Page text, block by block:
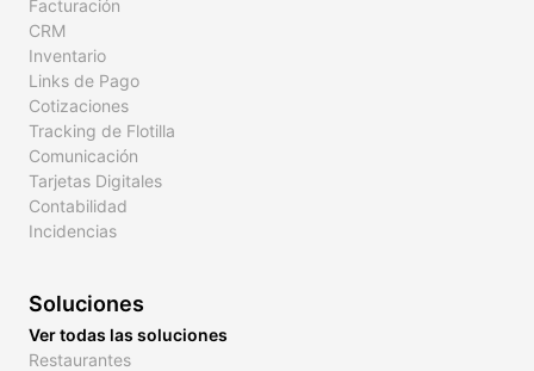
Facturación
CRM
Inventario
Links de Pago
Cotizaciones
Tracking de Flotilla
Comunicación
Tarjetas Digitales
Contabilidad
Incidencias
Soluciones
Ver todas las soluciones
Restaurantes